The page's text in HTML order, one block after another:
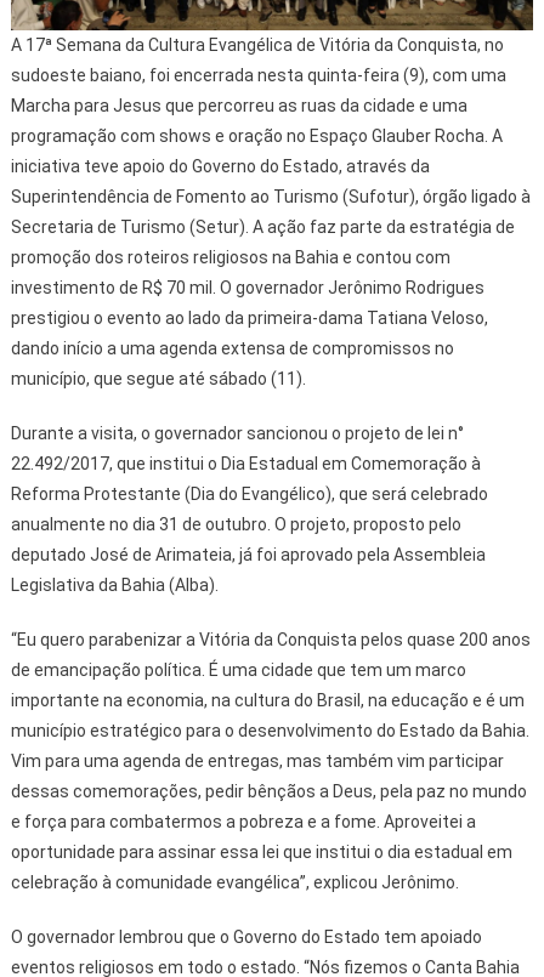
A 17ª Semana da Cultura Evangélica de Vitória da Conquista, no
sudoeste baiano, foi encerrada nesta quinta-feira (9), com uma
Marcha para Jesus que percorreu as ruas da cidade e uma
programação com shows e oração no Espaço Glauber Rocha. A
iniciativa teve apoio do Governo do Estado, através da
Superintendência de Fomento ao Turismo (Sufotur), órgão ligado à
Secretaria de Turismo (Setur). A ação faz parte da estratégia de
promoção dos roteiros religiosos na Bahia e contou com
investimento de R$ 70 mil. O governador Jerônimo Rodrigues
prestigiou o evento ao lado da primeira-dama Tatiana Veloso,
dando início a uma agenda extensa de compromissos no
município, que segue até sábado (11).
Durante a visita, o governador sancionou o projeto de lei n°
22.492/2017, que institui o Dia Estadual em Comemoração à
Reforma Protestante (Dia do Evangélico), que será celebrado
anualmente no dia 31 de outubro. O projeto, proposto pelo
deputado José de Arimateia, já foi aprovado pela Assembleia
Legislativa da Bahia (Alba).
“Eu quero parabenizar a Vitória da Conquista pelos quase 200 anos
de emancipação política. É uma cidade que tem um marco
importante na economia, na cultura do Brasil, na educação e é um
município estratégico para o desenvolvimento do Estado da Bahia.
Vim para uma agenda de entregas, mas também vim participar
dessas comemorações, pedir bênçãos a Deus, pela paz no mundo
e força para combatermos a pobreza e a fome. Aproveitei a
oportunidade para assinar essa lei que institui o dia estadual em
celebração à comunidade evangélica”, explicou Jerônimo.
O governador lembrou que o Governo do Estado tem apoiado
eventos religiosos em todo o estado. “Nós fizemos o Canta Bahia